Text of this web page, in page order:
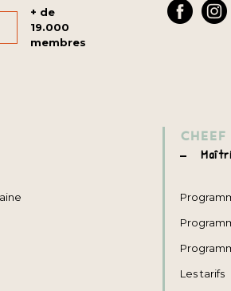
+ de
19.000
membres
CHEEF
Les tarifs